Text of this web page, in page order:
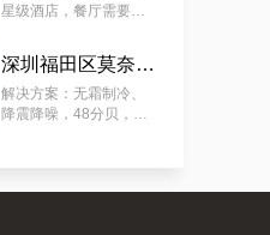
星级酒店，餐厅需要展
酒、清酒、啤酒，酒柜
放在显眼位置，可供客
人欣赏和选择喜欢的餐
酒，需容量尽可能大。
深圳福田区莫奈法餐厅欧式风格酒柜定制服务
解决方案：无霜制冷、
降震降噪，48分贝，适
酿；用餐厅酒柜 ，餐酒